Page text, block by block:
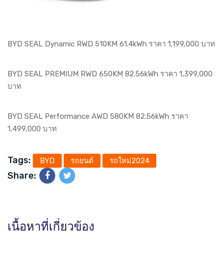
BYD SEAL Dynamic RWD 510KM 61.4kWh ราคา 1,199,000 บาท
BYD SEAL PREMIUM RWD 650KM 82.56kWh ราคา 1,399,000
บาท
BYD SEAL Performance AWD 580KM 82.56kWh ราคา
1,499,000 บาท
Tags: BYD รถยนต์ รถใหม่2024
Share:
เนื้อหาที่เกี่ยวข้อง